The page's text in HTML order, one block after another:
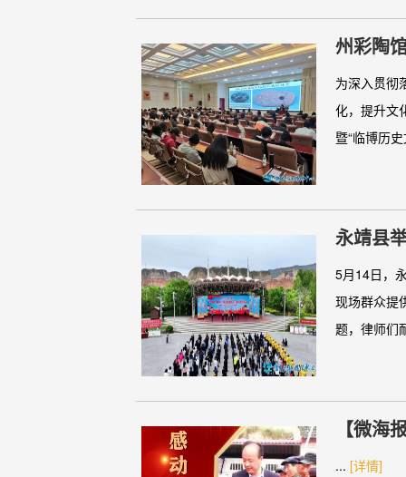
州彩陶
化大讲
为深入贯彻
化，提升文
暨“临博历
永靖县
5月14日，
现场群众提
题，律师们
【微
... [详情]